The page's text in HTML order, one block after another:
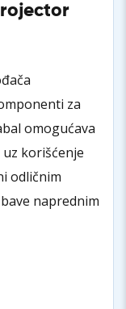
za
omogućava
korišćenje
odličnim
naprednim